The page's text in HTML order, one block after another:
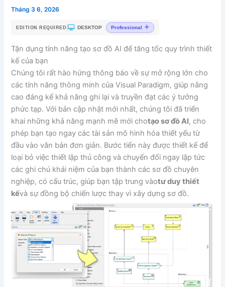
Tháng 3 6, 2026
EDITION REQUIRED | DESKTOP Professional
Tận dụng tính năng tạo sơ đồ AI để tăng tốc quy trình thiết
kế của bạn
Chúng tôi rất hào hứng thông báo về sự mở rộng lớn cho
các tính năng thông minh của Visual Paradigm, giúp nâng
cao đáng kể khả năng ghi lại và truyền đạt các ý tưởng
phức tạp. Với bản cập nhật mới nhất, chúng tôi đã triển
khai những khả năng mạnh mẽ mới chotạo sơ đồ AI, cho
phép bạn tạo ngay các tài sản mô hình hóa thiết yếu từ
đầu vào văn bản đơn giản. Bước tiến này được thiết kế để
loại bỏ việc thiết lập thủ công và chuyển đổi ngay lập tức
các ghi chú khái niệm của bạn thành các sơ đồ chuyên
nghiệp, có cấu trúc, giúp bạn tập trung vàotư duy thiết
kếvà sự đồng bộ chiến lược thay vì xây dựng sơ đồ.